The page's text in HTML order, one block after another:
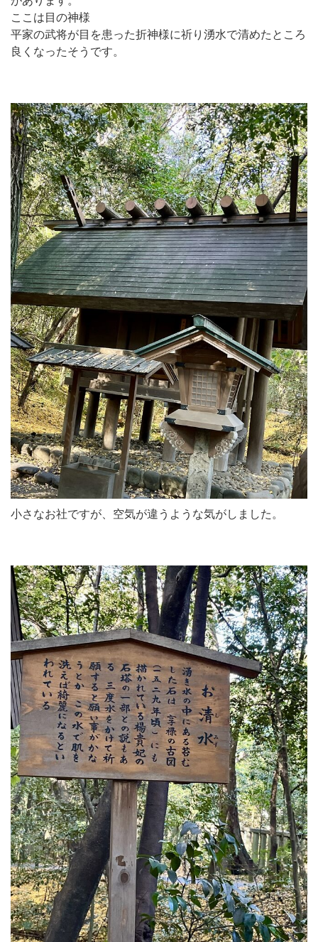
ここは目の神様
平家の武将が目を患った折神様に祈り湧水で清めたところ
良くなったそうです。
小さなお社ですが、空気が違うような気がしました。